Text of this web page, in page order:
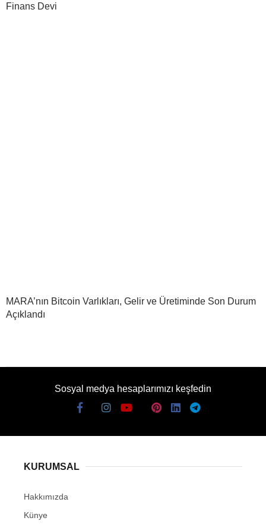
Finans Devi
MARA’nın Bitcoin Varlıkları, Gelir ve Üretiminde Son Durum
Açıklandı
Sosyal medya hesaplarımızı keşfedin
KURUMSAL
Hakkımızda
Künye